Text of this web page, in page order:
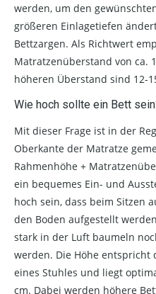
werden, um den
größeren Einlagetiefen
Bettzargen. Als Richtwert
Matratzenüberstand von ca.
höheren Überstand sind 12-
Wie hoch sollte ein Bett
Mit dieser Frage ist in der
Oberkante der Matratze
Rahmenhöhe +
ein bequemes Ein- und
hoch sein, dass beim Sitzen
den Boden aufgestellt
stark in der Luft baumeln
werden. Die Höhe entspricht
eines Stuhles und liegt
cm. Dabei werden höhere